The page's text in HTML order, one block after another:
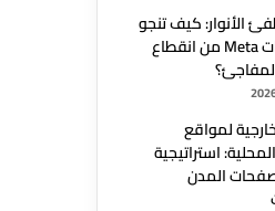
الأنوار: كيف تنجو
مراكز بيانات Meta من انقطاع
لمواقع
استراتيجية
المدن